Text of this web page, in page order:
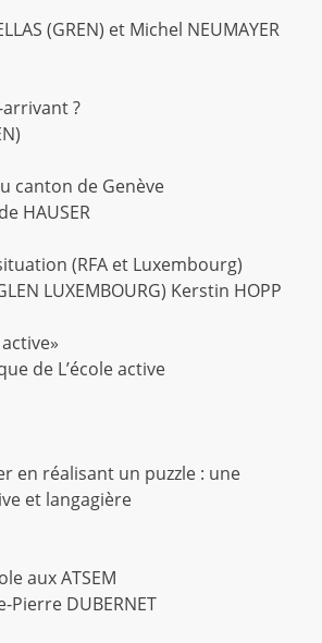
(GREN) et Michel NEUMAYER
?
canton de Genève
HAUSER
(RFA et Luxembourg)
LUXEMBOURG) Kerstin HOPP
de L’école active
en réalisant un puzzle : une
et langagière
aux ATSEM
DUBERNET